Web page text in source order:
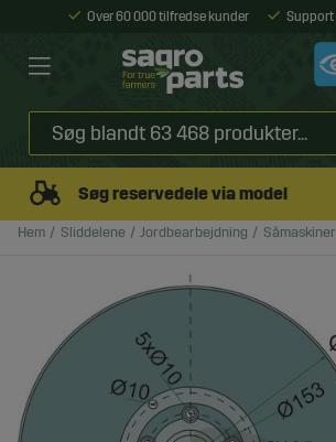
Over 60 000 tilfredse kunder Support
Søg reservedele via model
Hem Sliddelene Jordbearbejdning Såmaskiner